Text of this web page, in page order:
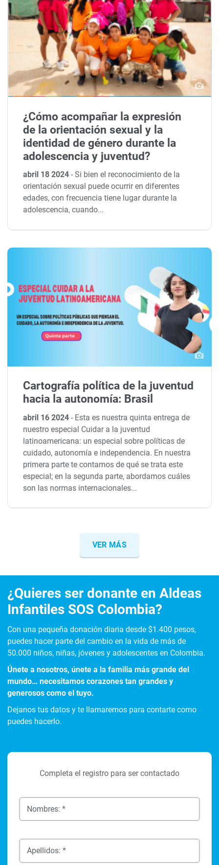
¿Cómo acompañar la expresión
de la orientación sexual y la
identidad de género durante la
adolescencia y juventud?
abril 18 2024-Si bien el reconocimiento de la
orientación sexual puede ocurrir en diferentes
edades, con frecuencia tiene lugar durante la
adolescencia, cuando...
Cartografía política de la juventud
hacia la autonomía: Brasil
abril 16 2024- Esta es nuestra quinta entrega de
nuestro especial Cuidar a la juventud
latinoamericana: un especial sobre políticas de
cuidado, autonomía e independencia. En nuestra
primera parte te contamos de qué se trata este
especial; en la segunda parte, abordamos cuáles
son las normas internacionales...
VER MÁS
¿Quieres ser donante en Aldeas
Infantiles SOS Colombia?
Con una pequeña donación diaria desde $1.400 pesos,
puedes hacer parte del cambio en la vida de más de
50.000 niños, niñas, jóvenes y adolescentes en Colombia.
Únete a nosotros, únete a la familia más grande del
mundo… necesitamos corazones tan grandes y
generosos como el tuyo.
Dejanos tus datos y te llamaremos para contarte como
puedes hacerlo.
Completa el registro para ser contactado
Nombres: *
Apellidos: *